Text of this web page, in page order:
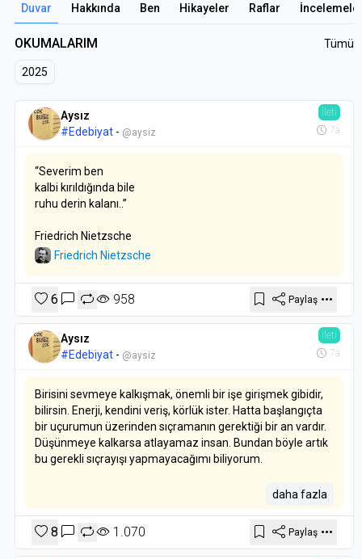
Duvar Hakkında Ben Hikayeler Raflar
OKUMALARIM Tümü
2025
Aysız
#Edebiyat- @aysiz
İleti
7a
“Severim ben
kalbi kırıldığında bile
ruhu derin kalanı..”
Friedrich Nietzsche
Friedrich Nietzsche
6 958 Paylaş
Aysız
#Edebiyat- @aysiz
İleti
7a
Birisini sevmeye kalkışmak, önemli bir işe girişmek gibidir,
bilirsin. Enerji, kendini veriş, körlük ister. Hatta başlangıçta
bir uçurumun üzerinden sıçramanın gerektiği bir an vardır.
Düşünmeye kalkarsa atlayamaz insan. Bundan böyle artık
bu gerekli sıçrayışı yapmayacağımı biliyorum.
Jean-Paul Sartre
daha fazla
8 1.070 Paylaş